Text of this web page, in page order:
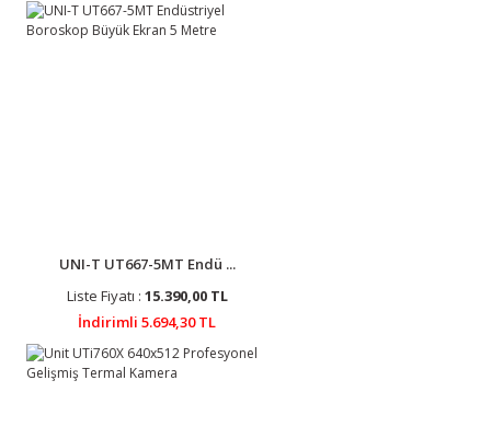
UNI-T UT667-5MT Endü ...
Liste Fiyatı : 15.390,00 TL
İndirimli 5.694,30 TL